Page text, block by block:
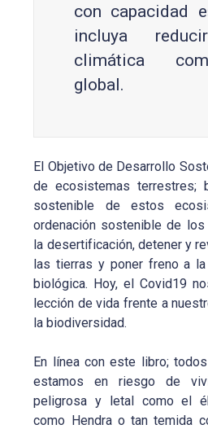
con capacidad
incluya
climática
global.
El Objetivo de Desarrollo
de ecosistemas terrestres;
sostenible de estos
ordenación sostenible de los
la desertificación, detener y
las tierras y poner freno a
biológica. Hoy, el Covid19
lección de vida frente a
la biodiversidad.
En línea con este libro;
estamos en riesgo de
peligrosa y letal como el
como Hendra o tan temida